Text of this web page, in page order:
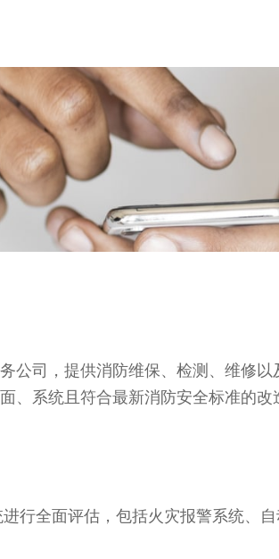
公司，提供消防维保、检测、维修
、系统且符合最新消防安全标准的
行全面评估，包括火灾报警系统、